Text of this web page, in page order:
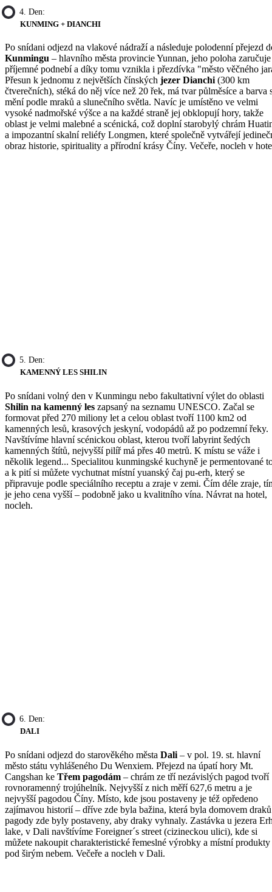
4. Den:
KUNMING + DIANCHI
Po snídani odjezd na vlakové nádraží a následuje polodenní přejezd
Kunmingu – hlavního města provincie Yunnan, jeho poloha zaručuje
příjemné podnebí a díky tomu vznikla i přezdívka "město věčného
Přesun k jednomu z největších čínských jezer Dianchi (300 km
čtverečních), stéká do něj více než 20 řek, má tvar půlměsíce a barva
mění podle mraků a slunečního světla. Navíc je umístěno ve velmi
vysoké nadmořské výšce a na každé straně jej obklopují hory, takže
oblast je velmi malebné a scénická, což doplní starobylý chrám
a impozantní skalní reliéfy Longmen, které společně vytvářejí
obraz historie, spirituality a přírodní krásy Číny. Večeře, nocleh v
5. Den:
KAMENNÝ LES SHILIN
Po snídani volný den v Kunmingu nebo fakultativní výlet do oblasti
Shilin na kamenný les zapsaný na seznamu UNESCO. Začal se
formovat před 270 miliony let a celou oblast tvoří 1100 km2 od
kamenných lesů, krasových jeskyní, vodopádů až po podzemní řeky.
Navštívíme hlavní scénickou oblast, kterou tvoří labyrint šedých
kamenných štítů, nejvyšší pilíř má přes 40 metrů. K místu se váže i
několik legend... Specialitou kunmingské kuchyně je permentované
a k pití si můžete vychutnat místní yuanský čaj pu-erh, který se
připravuje podle speciálního receptu a zraje v zemi. Čím déle zraje,
je jeho cena vyšší – podobně jako u kvalitního vína. Návrat na hotel,
nocleh.
6. Den:
DALI
Po snídani odjezd do starověkého města Dali – v pol. 19. st. hlavní
město státu vyhlášeného Du Wenxiem. Přejezd na úpatí hory Mt.
Cangshan ke Třem pagodám – chrám ze tří nezávislých pagod tvoří
rovnoramenný trojúhelník. Nejvyšší z nich měří 627,6 metru a je
nejvyšší pagodou Číny. Místo, kde jsou postaveny je též opředeno
zajímavou historií – dříve zde byla bažina, která byla domovem
pagody zde byly postaveny, aby draky vyhnaly. Zastávka u jezera
lake, v Dali navštívíme Foreigner´s street (cizineckou ulici), kde si
můžete nakoupit charakteristické řemeslné výrobky a místní produkty
pod širým nebem. Večeře a nocleh v Dali.